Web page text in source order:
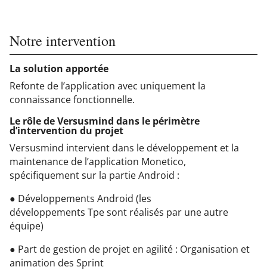
Notre intervention
La solution apportée
Refonte de l’application avec uniquement la
connaissance fonctionnelle.
Le rôle de Versusmind dans le périmètre
d’intervention du projet
Versusmind intervient dans le développement et la
maintenance de l’application Monetico,
spécifiquement sur la partie Android :​
● Développements Android (les
développements Tpe sont réalisés par une autre
équipe)​
● Part de gestion de projet en agilité : Organisation et
animation des Sprint